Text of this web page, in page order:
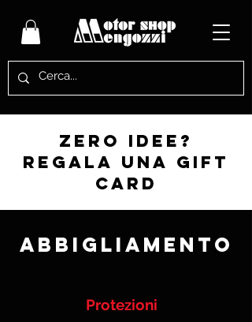
zero idee?
regala una gift
card
Abbigliamento
Protezioni